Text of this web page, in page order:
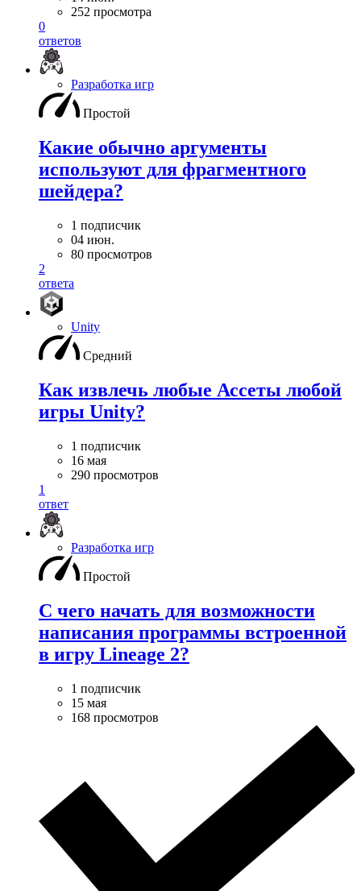
252 просмотра
0
ответов
Разработка игр
Простой
Какие обычно аргументы
используют для фрагментного
шейдера?
1 подписчик
04 июн.
80 просмотров
2
ответа
Unity
Средний
Как извлечь любые Ассеты любой
игры Unity?
1 подписчик
16 мая
290 просмотров
1
ответ
Разработка игр
Простой
С чего начать для возможности
написания программы встроенной
в игру Lineage 2?
1 подписчик
15 мая
168 просмотров